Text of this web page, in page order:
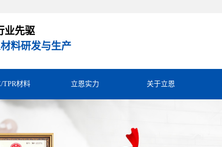
业先驱
料研发与生产
TPR材料 立恩实力 关于立恩